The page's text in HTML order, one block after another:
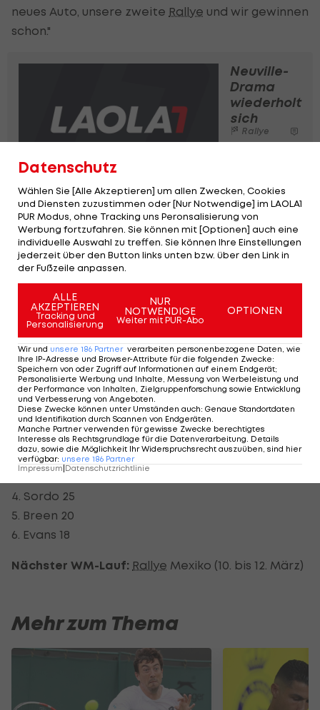
neues Auto, unsere zweite Rallye und wir gewinnen
schon."
Neuville-
Drama
wiederholt
sich
Rallye
Ergebnisse Schweden-
1. Jari-Matti Latvala/Miikka Anttila (FIN) Toyota
Yaris 2:36:03,6 Std.
2. Ott Tänak/Martin Järveoja (EST) Ford Fiesta
+29,2 Sek.
3.Sebastien Ogier/Julien Ingrassia (FRA) Ford
Fiesta +59,5
4. Dani Sordo/Marc Marti (ESP) Hyundai I20 Coupe
+2:11,5 Min.
5. Craig Breen/Scott Martin (IRE/GBR) Citroen C3
2:51,2
6.Elfyn Evans/Daniel Barritt (GBR) Ford Fiesta 5:26,6
WM-Stand (nach 3 von 13 Läufen):
1. Latvala 48 Pkt.
2. Ogier 44
3. Tänak 33
4. Sordo 25
5. Breen 20
6. Evans 18
Nächster WM-Lauf: Rallye Mexiko (10. bis 12. März)
Mehr zum Thema
Datenschutz
Wählen Sie [Alle Akzeptieren] um allen Zwecken, Cookies
und Diensten zuzustimmen oder [Nur Notwendige] im LAOLA1
PUR Modus, ohne Tracking uns Peronsalisierung von
Werbung fortzufahren. Sie können mit [Optionen] auch eine
individuelle Auswahl zu treffen. Sie können Ihre Einstellungen
jederzeit über den Button links unten bzw. über den Link in
der Fußzeile anpassen.
ALLE
AKZEPTIEREN
Tracking und
Personalisierung
NUR
NOTWENDIGE
Weiter mit PUR-Abo
OPTIONEN
Wir und unsere 186 Partner verarbeiten personenbezogene Daten, wie
Ihre IP-Adresse und Browser-Attribute für die folgenden Zwecke:
Speichern von oder Zugriff auf Informationen auf einem Endgerät;
Personalisierte Werbung und Inhalte, Messung von Werbeleistung und
der Performance von Inhalten, Zielgruppenforschung sowie Entwicklung
und Verbesserung von Angeboten
Diese Zwecke können unter Umständen auch: Genaue Standortdaten
und Identifikation durch Scannen von Endgeräten
Manche Partner verwenden für gewisse Zwecke berechtigtes
Interesse als Rechtsgrundlage für die Datenverarbeitung. Details
dazu, sowie die Möglichkeit Ihr Widerspruchsrecht auszuüben, sind hier
verfügbar: unsere 186 Partner
Impressum|Datenschutzrichtlinie